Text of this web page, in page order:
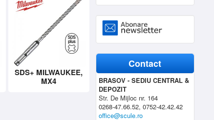
SDS+ MILWAUKEE,
MX4
Contact
BRASOV - SEDIU CENTRAL &
DEPOZIT
Str. De Mijloc nr. 164
0268-47.66.52, 0752-42.42.42
office@scule.ro